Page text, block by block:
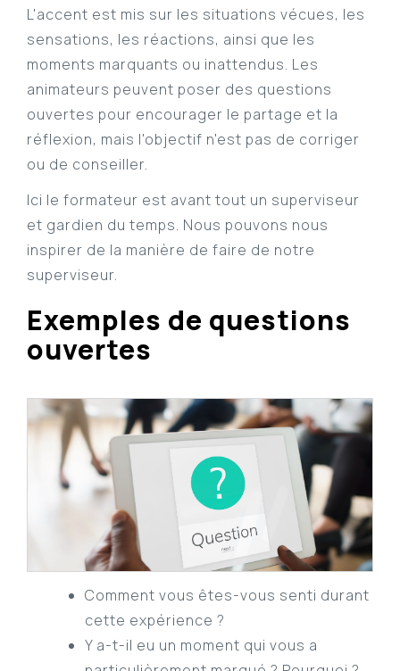
L'accent est mis sur les situations vécues, les
sensations, les réactions, ainsi que les
moments marquants ou inattendus. Les
animateurs peuvent poser des questions
ouvertes pour encourager le partage et la
réflexion, mais l'objectif n'est pas de corriger
ou de conseiller.
Ici le formateur est avant tout un superviseur
et gardien du temps. Nous pouvons nous
inspirer de la manière de faire de notre
superviseur.
Exemples de questions
ouvertes
Comment vous êtes-vous senti durant
cette expérience ?
Y a-t-il eu un moment qui vous a